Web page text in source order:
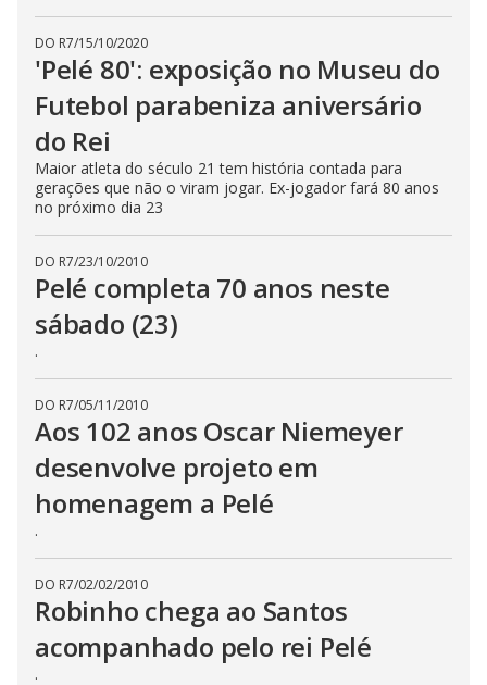
DO R7/15/10/2020
'Pelé 80': exposição no Museu do
Futebol parabeniza aniversário
do Rei
Maior atleta do século 21 tem história contada para
gerações que não o viram jogar. Ex-jogador fará 80 anos
no próximo dia 23
DO R7/23/10/2010
Pelé completa 70 anos neste
sábado (23)
.
DO R7/05/11/2010
Aos 102 anos Oscar Niemeyer
desenvolve projeto em
homenagem a Pelé
.
DO R7/02/02/2010
Robinho chega ao Santos
acompanhado pelo rei Pelé
.